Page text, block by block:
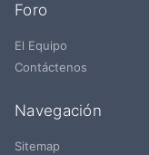
Foro
El Equipo
Contáctenos
Navegación
Sitemap